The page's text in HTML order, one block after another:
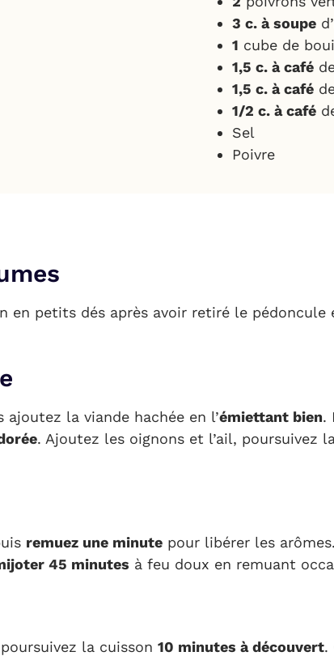
3 c. à soupe
1 cube de
1,5 c. à café
1,5 c. à café
1/2 c. à café
Sel
Poivre
en petits dés après avoir retiré le pédoncule
ajoutez la viande hachée en l’émiettant bien.
. Ajoutez les oignons et l’ail, poursuivez
remuez une minute pour libérer les
45 minutes à feu doux en remuant
la cuisson 10 minutes à découvert.